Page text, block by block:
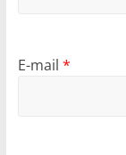
E-mail *